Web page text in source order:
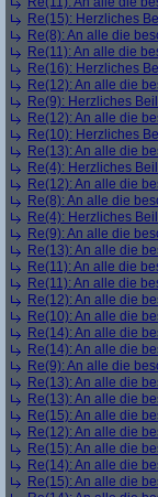
Re(15): Herzliches
Re(8): An alle die
Re(11): An alle die
Re(16): Herzliches
Re(12): An alle die
Re(9): Herzliches
Re(12): An alle die
Re(10): Herzliches
Re(13): An alle die
Re(4): Herzliches
Re(12): An alle die
Re(8): An alle die
Re(4): Herzliches
Re(9): An alle die
Re(13): An alle die
Re(11): An alle die
Re(11): An alle die
Re(12): An alle die
Re(10): An alle die
Re(14): An alle die
Re(14): An alle die
Re(9): An alle die
Re(13): An alle die
Re(13): An alle die
Re(15): An alle die
Re(12): An alle die
Re(15): An alle die
Re(14): An alle die
Re(15): An alle die